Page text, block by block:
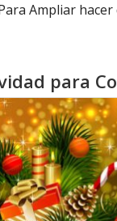
Ampliar
para